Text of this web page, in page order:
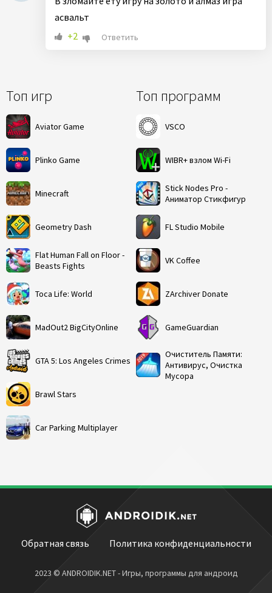
Топ игр
Aviator Game
Plinko Game
Minecraft
Geometry Dash
Flat Human Fall on Floor -
Beasts Fights
Toca Life: World
MadOut2 BigCityOnline
GTA 5: Los Angeles Crimes
Brawl Stars
Car Parking Multiplayer
Топ программ
VSCO
WIBR+ взлом Wi-Fi
Stick Nodes Pro -
Аниматор Стикфигур
FL Studio Mobile
VK Coffee
ZArchiver Donate
GameGuardian
Очиститель Памяти:
Антивирус, Очистка
Мусора
асвальт
+2
Ответить
Обратная связь Политика конфиденциальности
2023 © ANDROIDIK.NET - Игры, программы для андроид